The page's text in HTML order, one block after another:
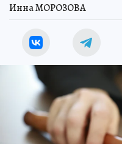
Инна МОРОЗОВА